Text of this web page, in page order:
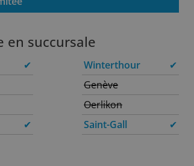
en succursale
✔
✔
Winterthour
✔
Genève
Oerlikon
Saint-Gall
✔